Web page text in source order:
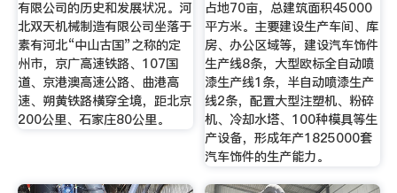
有限公司的历史和发展状况。河
北双天机械制造有限公司坐落于
素有河北“中山古国”之称的定
州市，京广高速铁路、107国
道、京港澳高速公路、曲港高
速、朔黄铁路横穿全境，距北京
200公里、石家庄80公里。
占地70亩，总建筑面积45000
平方米。主要建设生产车间、库
房、办公区域等，建设汽车饰件
生产线8条，大型欧标全自动喷
漆生产线1条，半自动喷漆生产
线2条，配置大型注塑机、粉碎
机、冷却水塔、100种模具等生
产设备，形成年产1825000套
汽车饰件的生产能力。